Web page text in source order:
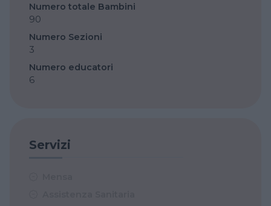
Numero totale Bambini
90
Numero Sezioni
3
Numero educatori
6
Servizi